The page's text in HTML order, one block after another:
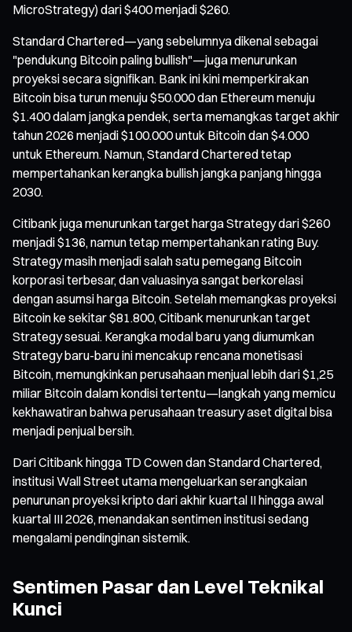
MicroStrategy) dari $400 menjadi $260.
Standard Chartered—yang sebelumnya dikenal sebagai
"pendukung Bitcoin paling bullish"—juga menurunkan
proyeksi secara signifikan. Bank ini kini memperkirakan
Bitcoin bisa turun menuju $50.000 dan Ethereum menuju
$1.400 dalam jangka pendek, serta memangkas target akhir
tahun 2026 menjadi $100.000 untuk Bitcoin dan $4.000
untuk Ethereum. Namun, Standard Chartered tetap
mempertahankan kerangka bullish jangka panjang hingga
2030.
Citibank juga menurunkan target harga Strategy dari $260
menjadi $136, namun tetap mempertahankan rating Buy.
Strategy masih menjadi salah satu pemegang Bitcoin
korporasi terbesar, dan valuasinya sangat berkorelasi
dengan asumsi harga Bitcoin. Setelah memangkas proyeksi
Bitcoin ke sekitar $81.800, Citibank menurunkan target
Strategy sesuai. Kerangka modal baru yang diumumkan
Strategy baru-baru ini mencakup rencana monetisasi
Bitcoin, memungkinkan perusahaan menjual lebih dari $1,25
miliar Bitcoin dalam kondisi tertentu—langkah yang memicu
kekhawatiran bahwa perusahaan treasury aset digital bisa
menjadi penjual bersih.
Dari Citibank hingga TD Cowen dan Standard Chartered,
institusi Wall Street utama mengeluarkan serangkaian
penurunan proyeksi kripto dari akhir kuartal II hingga awal
kuartal III 2026, menandakan sentimen institusi sedang
mengalami pendinginan sistemik.
Sentimen Pasar dan Level Teknikal
Kunci